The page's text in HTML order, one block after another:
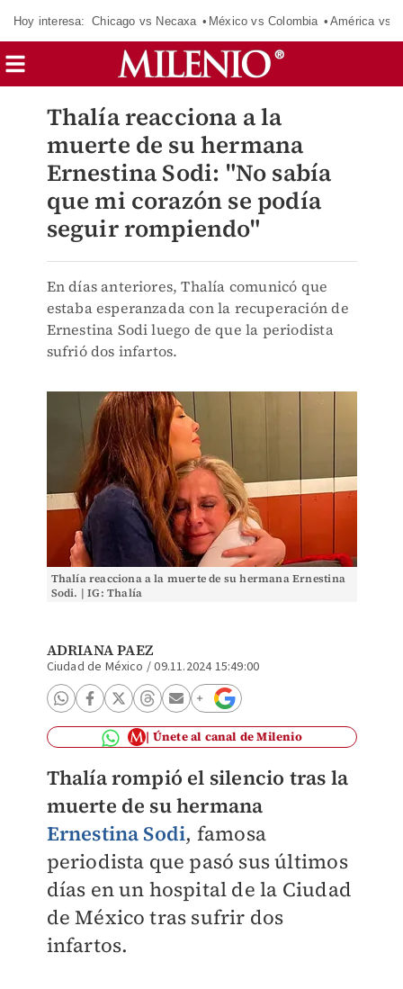
Hoy interesa: Chicago vs Necaxa México vs Colombia América vs
Thalía reacciona a la
muerte de su hermana
Ernestina Sodi: "No sabía
que mi corazón se podía
seguir rompiendo"
En días anteriores, Thalía comunicó que
estaba esperanzada con la recuperación de
Ernestina Sodi luego de que la periodista
sufrió dos infartos.
Thalía reacciona a la muerte de su hermana Ernestina
Sodi. | IG: Thalía
ADRIANA PAEZ
Ciudad de México /09.11.2024 15:49:00
Únete al canal de Milenio
Thalía rompió el silencio tras la
muerte de su hermana
Ernestina Sodi, famosa
periodista que pasó sus últimos
días en un hospital de la Ciudad
de México tras sufrir dos
infartos.